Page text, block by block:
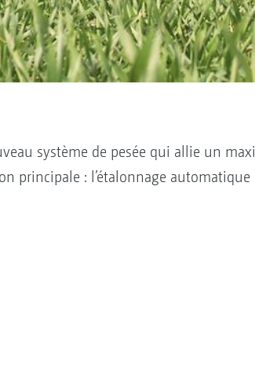
système de pesée qui allie un
principale : l’étalonnage